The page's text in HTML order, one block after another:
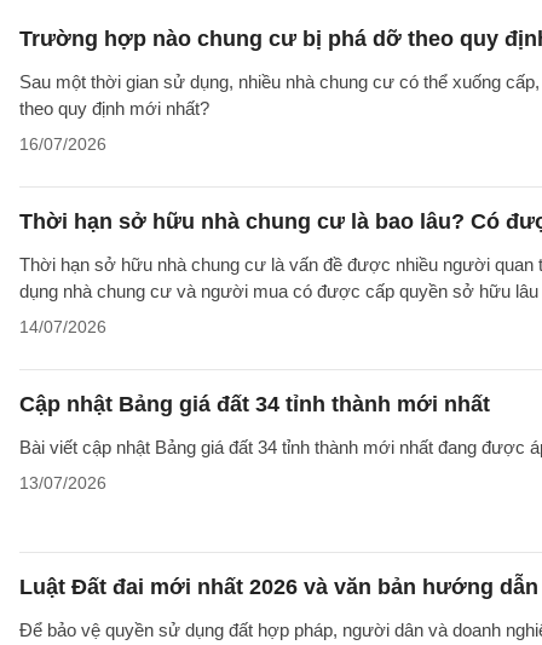
Trường hợp nào chung cư bị phá dỡ theo quy
Sau một thời gian sử dụng, nhiều nhà chung cư có thể xuống
theo quy định mới nhất?
16/07/2026
Thời hạn sở hữu nhà chung cư là bao lâu? Có
Thời hạn sở hữu nhà chung cư là vấn đề được nhiều người quan
dụng nhà chung cư và người mua có được cấp quyền sở hữu
14/07/2026
Cập nhật Bảng giá đất 34 tỉnh thành mới nhất
Bài viết cập nhật Bảng giá đất 34 tỉnh thành mới nhất đang được
13/07/2026
Luật Đất đai mới nhất 2026 và văn bản hướng
Để bảo vệ quyền sử dụng đất hợp pháp, người dân và doanh